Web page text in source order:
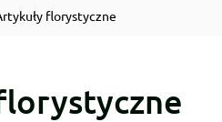
florystyczne